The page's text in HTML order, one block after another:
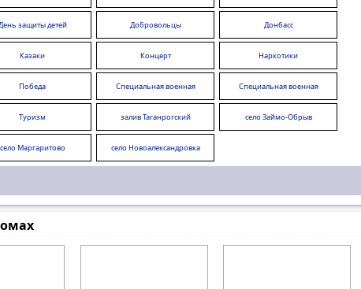
защиты детей Добровольцы Донбасс
Казаки Концерт Наркотики
Победа
Специальная военная
операция
Специальная военная
операция
Туризм
залив Таганрогский село Займо-Обрыв
село Маргаритово село Новоалександровка